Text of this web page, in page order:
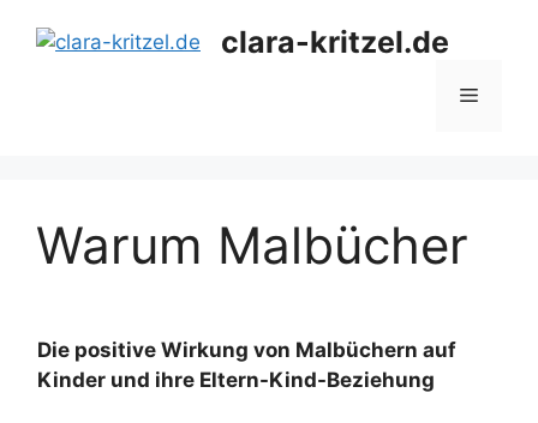
Inhalt
clara-kritzel.de
Menü
Warum Malbücher
Die positive Wirkung von Malbüchern auf
Kinder und ihre Eltern-Kind-Beziehung